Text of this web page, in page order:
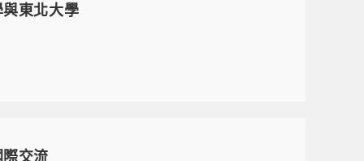
東北大學
交流